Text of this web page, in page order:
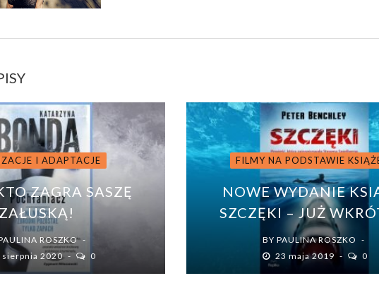
I ADAPTACJE
ZAGRA SASZĘ
ZAŁUSKĄ!
ROSZKO
sierpnia 2020
0
FILMY NA PODSTAWIE
NOWE WYDANIE
SZCZĘKI – JUŻ
BYPAULINA ROSZKO
23 maja 2019
0